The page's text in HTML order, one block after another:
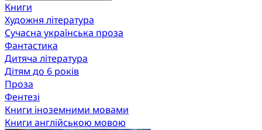
Книги
Художня література
Сучасна українська проза
Фантастика
Дитяча література
Дітям до 6 років
Проза
Фентезі
Книги іноземними мовами
Книги англійською мовою